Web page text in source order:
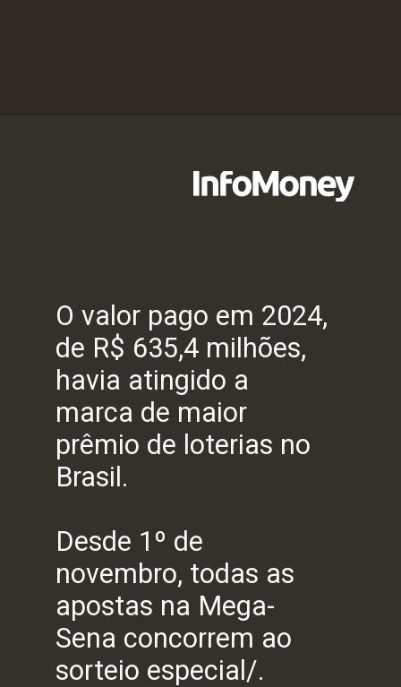
O valor pago em 2024,
de R$ 635,4 milhões,
havia atingido a
marca de maior
prêmio de loterias no
Brasil.
Desde 1º de
novembro, todas as
apostas na Mega-
Sena concorrem ao
sorteio especial/.